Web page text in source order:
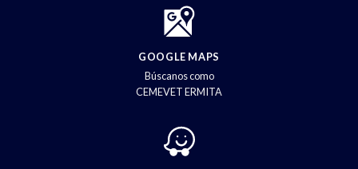
GOOGLE MAPS
Búscanos como
CEMEVET ERMITA